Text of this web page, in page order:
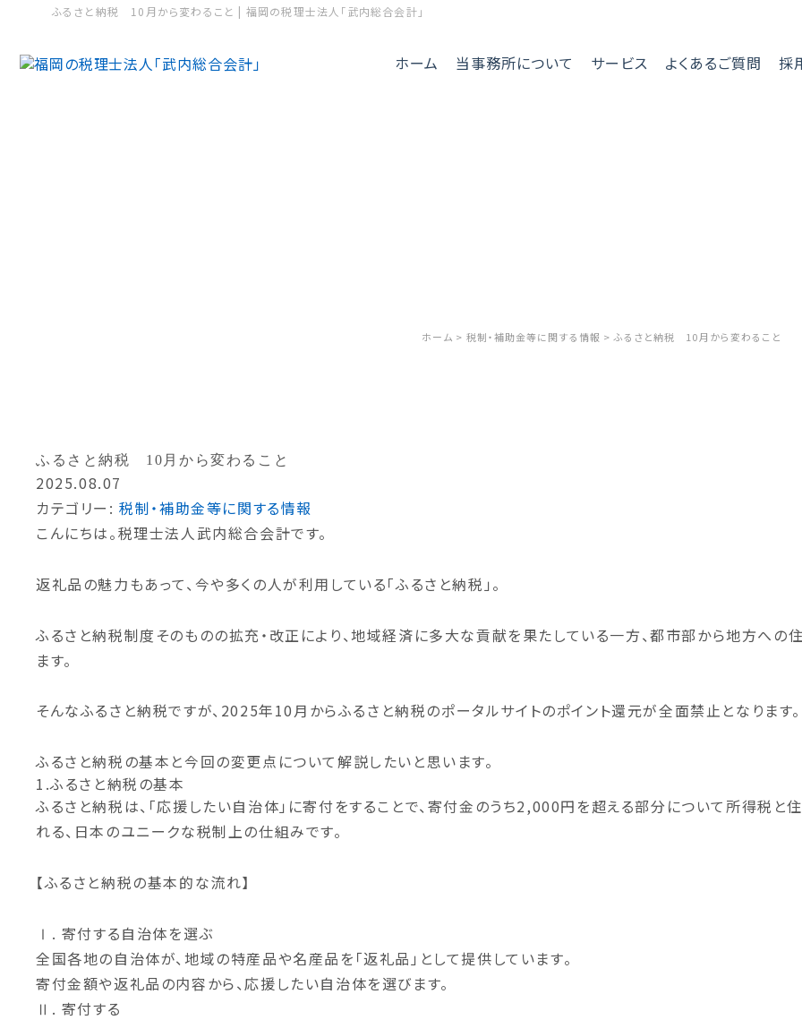
ふるさと納税 10月から変わること | 福岡の税理士法人「武内総合会計」
ホーム 当事務所について
代表挨拶
グループ紹介
サービス
特殊法人顧問サービス
相続税・財産管理
税務調査
よくあるご質問 採
ホーム 税制・補助金等に関する情報 ふるさと納税 10月から変わること
ふるさと納税 10月から変わること
2025.08.07
カテゴリー:税制・補助金等に関する情報
こんにちは。税理士法人武内総合会計です。
返礼品の魅力もあって、今や多くの人が利用している「ふるさと納税」。
ふるさと納税制度そのものの拡充・改正により、地域経済に多大な貢献を果たしている一方、都市部から地方へ
ます。
そんなふるさと納税ですが、2025年10月からふるさと納税のポータルサイトのポイント還元が全面禁止となります。
ふるさと納税の基本と今回の変更点について解説したいと思います。
1.ふるさと納税の基本
ふるさと納税は、「応援したい自治体」に寄付をすることで、寄付金のうち2,000円を超える部分について所得税と
れる、日本のユニークな税制上の仕組みです。
【ふるさと納税の基本的な流れ】
Ⅰ. 寄付する自治体を選ぶ
全国各地の自治体が、地域の特産品や名産品を「返礼品」として提供しています。
寄付金額や返礼品の内容から、応援したい自治体を選びます。
Ⅱ. 寄付する